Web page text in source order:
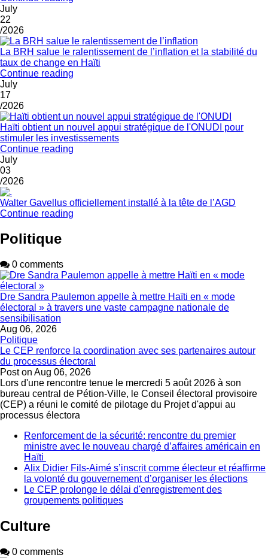
July
22
/2026
La BRH salue le ralentissement de l’inflation et la stabilité du
taux de change en Haïti
Continue reading
July
17
/2026
Haïti obtient un nouvel appui stratégique de l'ONUDI pour
stimuler les investissements
Continue reading
July
03
/2026
Walter Gavellus officiellement installé à la tête de l’AGD
Continue reading
Politique
0 comments
Dre Sandra Paulemon appelle à mettre Haïti en « mode
électoral » à travers une vaste campagne nationale de
sensibilisation
Aug 06, 2026
Politique
Le CEP renforce la coordination avec ses partenaires autour
du processus électoral
Post on Aug 06, 2026
Lors d'une rencontre tenue le mercredi 5 août 2026 à son
bureau central de Pétion-Ville, le Conseil électoral provisoire
(CEP) a réuni le comité de pilotage du Projet d'appui au
processus électora
Renforcement de la sécurité: rencontre du premier
ministre avec le nouveau chargé d’affaires américain en
Haïti
Alix Didier Fils-Aimé s’inscrit comme électeur et réaffirme
la volonté du gouvernement d’organiser les élections
Le CEP prolonge le délai d'enregistrement des
groupements politiques
Culture
0 comments